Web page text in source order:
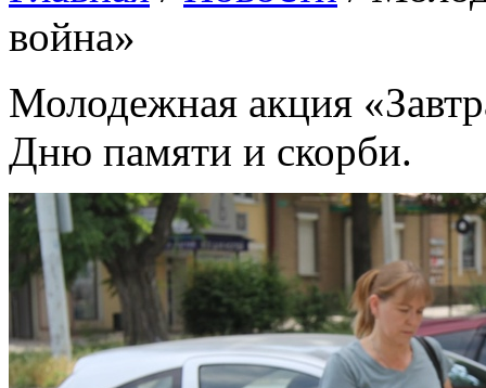
война»
Молодежная акция
Дню памяти и скорби.